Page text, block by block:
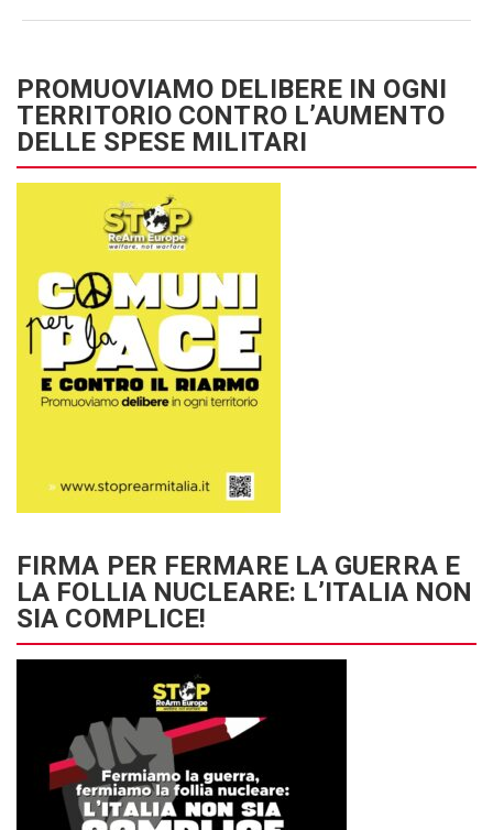
PROMUOVIAMO DELIBERE IN OGNI
TERRITORIO CONTRO L’AUMENTO
DELLE SPESE MILITARI
FIRMA PER FERMARE LA GUERRA E
LA FOLLIA NUCLEARE: L’ITALIA NON
SIA COMPLICE!